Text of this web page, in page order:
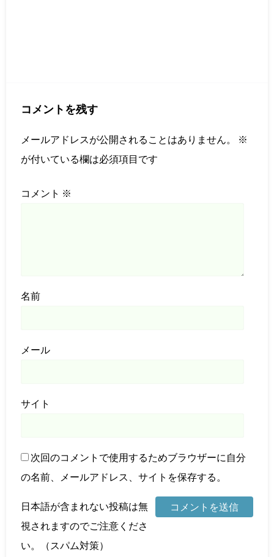
コメントを残す
メールアドレスが公開されることはありません。
※
が付いている欄は必須項目です
コメント ※
名前
メール
サイト
次回のコメントで使用するためブラウザーに自分
の名前、メールアドレス、サイトを保存する。
日本語が含まれない投稿は無
視されますのでご注意くださ
い。（スパム対策）